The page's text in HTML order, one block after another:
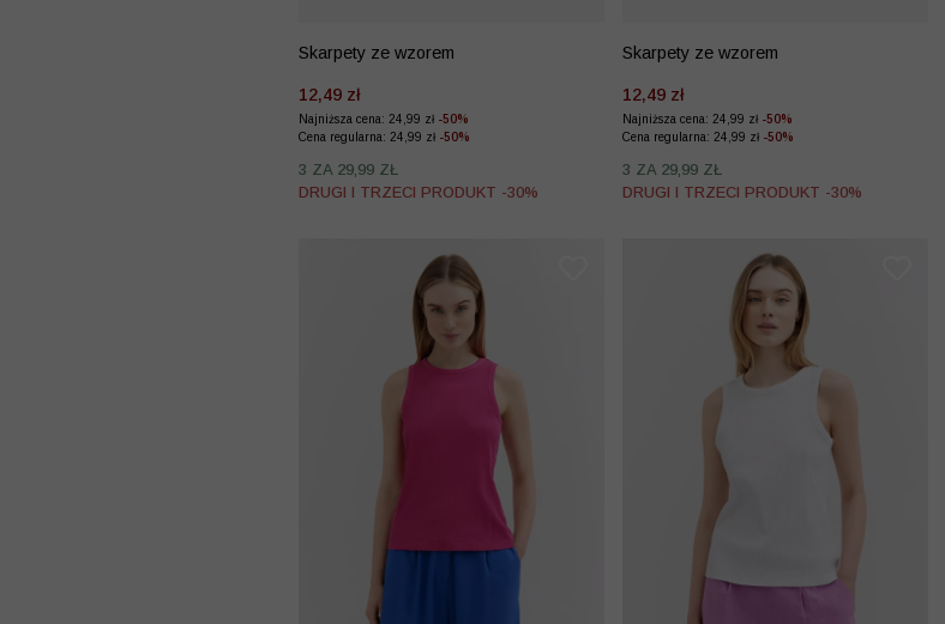
Skarpety ze wzorem
12,49 zł
Najniższa cena: 24,99 zł -50%
Cena regularna: 24,99 zł -50%
3 ZA 29,99 ZŁ
DRUGI I TRZECI PRODUKT -30%
Skarpety ze wzorem
12,49 zł
Najniższa cena: 24,99 zł -50%
Cena regularna: 24,99 zł -50%
3 ZA 29,99 ZŁ
DRUGI I TRZECI PRODUKT -30%